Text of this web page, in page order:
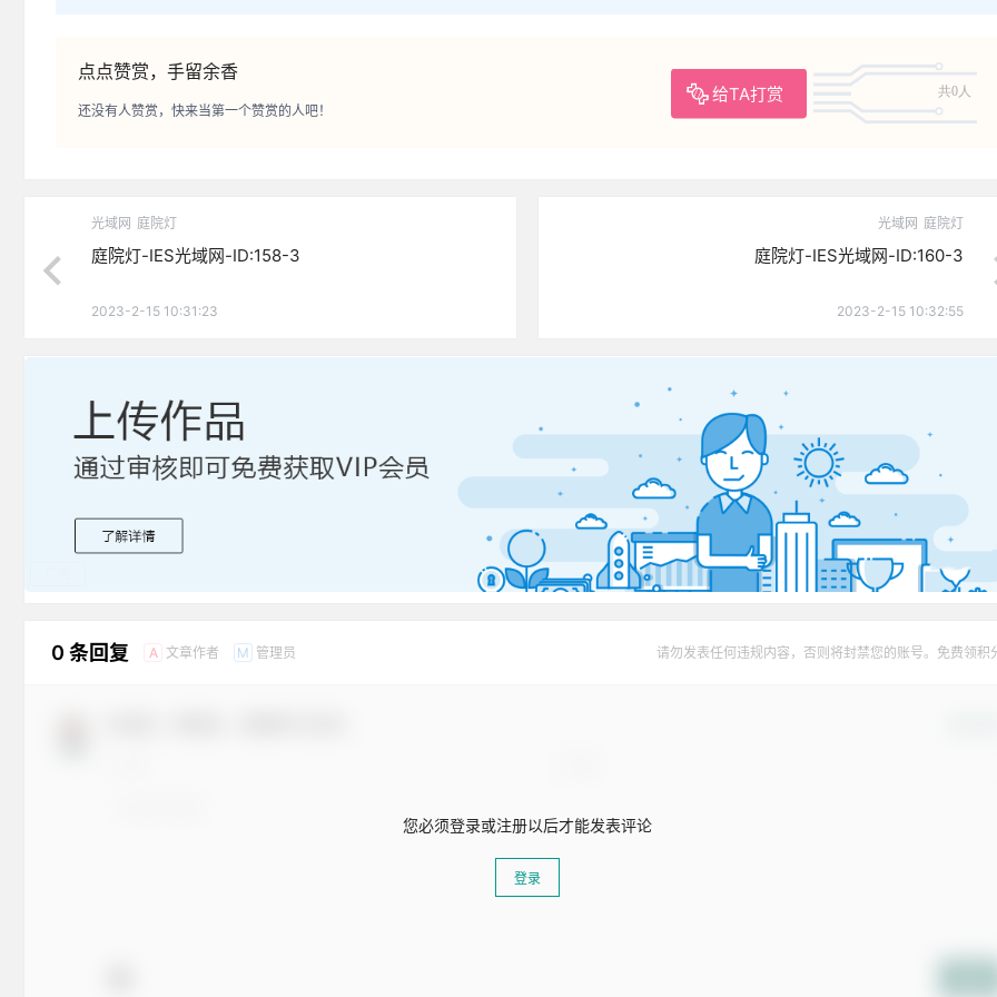
点点赞赏，手留余香
给TA打赏 共0人
还没有人赞赏，快来当第一个赞赏的人吧！
光域网 庭院灯
庭院灯-IES光域网-ID:158-3
2023-2-15 10:31:23
光域网 庭院灯
庭院灯-IES光域网-ID:160-3
2023-2-15 10:32:55
0 条回复 A 文章作者 M 管理员 请勿发表任何违规内容，否则将封禁您的账号。免费领积
您必须登录或注册以后才能发表评论
登录